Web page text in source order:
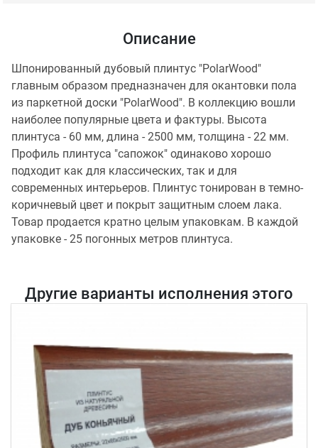
Описание
Шпонированный дубовый плинтус "PolarWood"
главным образом предназначен для окантовки пола
из паркетной доски "PolarWood". В коллекцию вошли
наиболее популярные цвета и фактуры. Высота
плинтуса - 60 мм, длина - 2500 мм, толщина - 22 мм.
Профиль плинтуса "сапожок" одинаково хорошо
подходит как для классических, так и для
современных интерьеров. Плинтус тонирован в темно-
коричневый цвет и покрыт защитным слоем лака.
Товар продается кратно целым упаковкам. В каждой
упаковке - 25 погонных метров плинтуса.
Другие варианты исполнения этого